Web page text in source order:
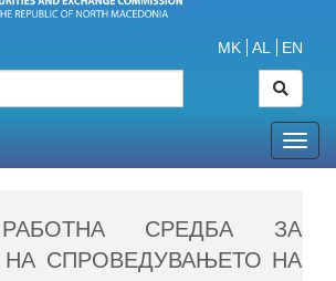
MK AL EN
СРЕДБА ЗА
СПРОВЕДУВАЊЕТО НА